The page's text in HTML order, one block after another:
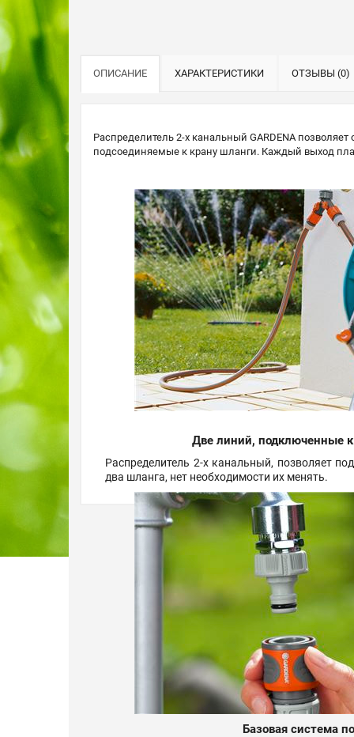
ОПИСАНИЕ ХАРАКТЕРИСТИКИ ОТЗЫВЫ (0)
Распределитель 2-х канальный GARDENA
подсоединяемые к крану шланги. Каждый выход
Две линий, подключенные
Распределитель 2-х канальный, позволяет
два шланга, нет необходимости их менять.
Базовая система